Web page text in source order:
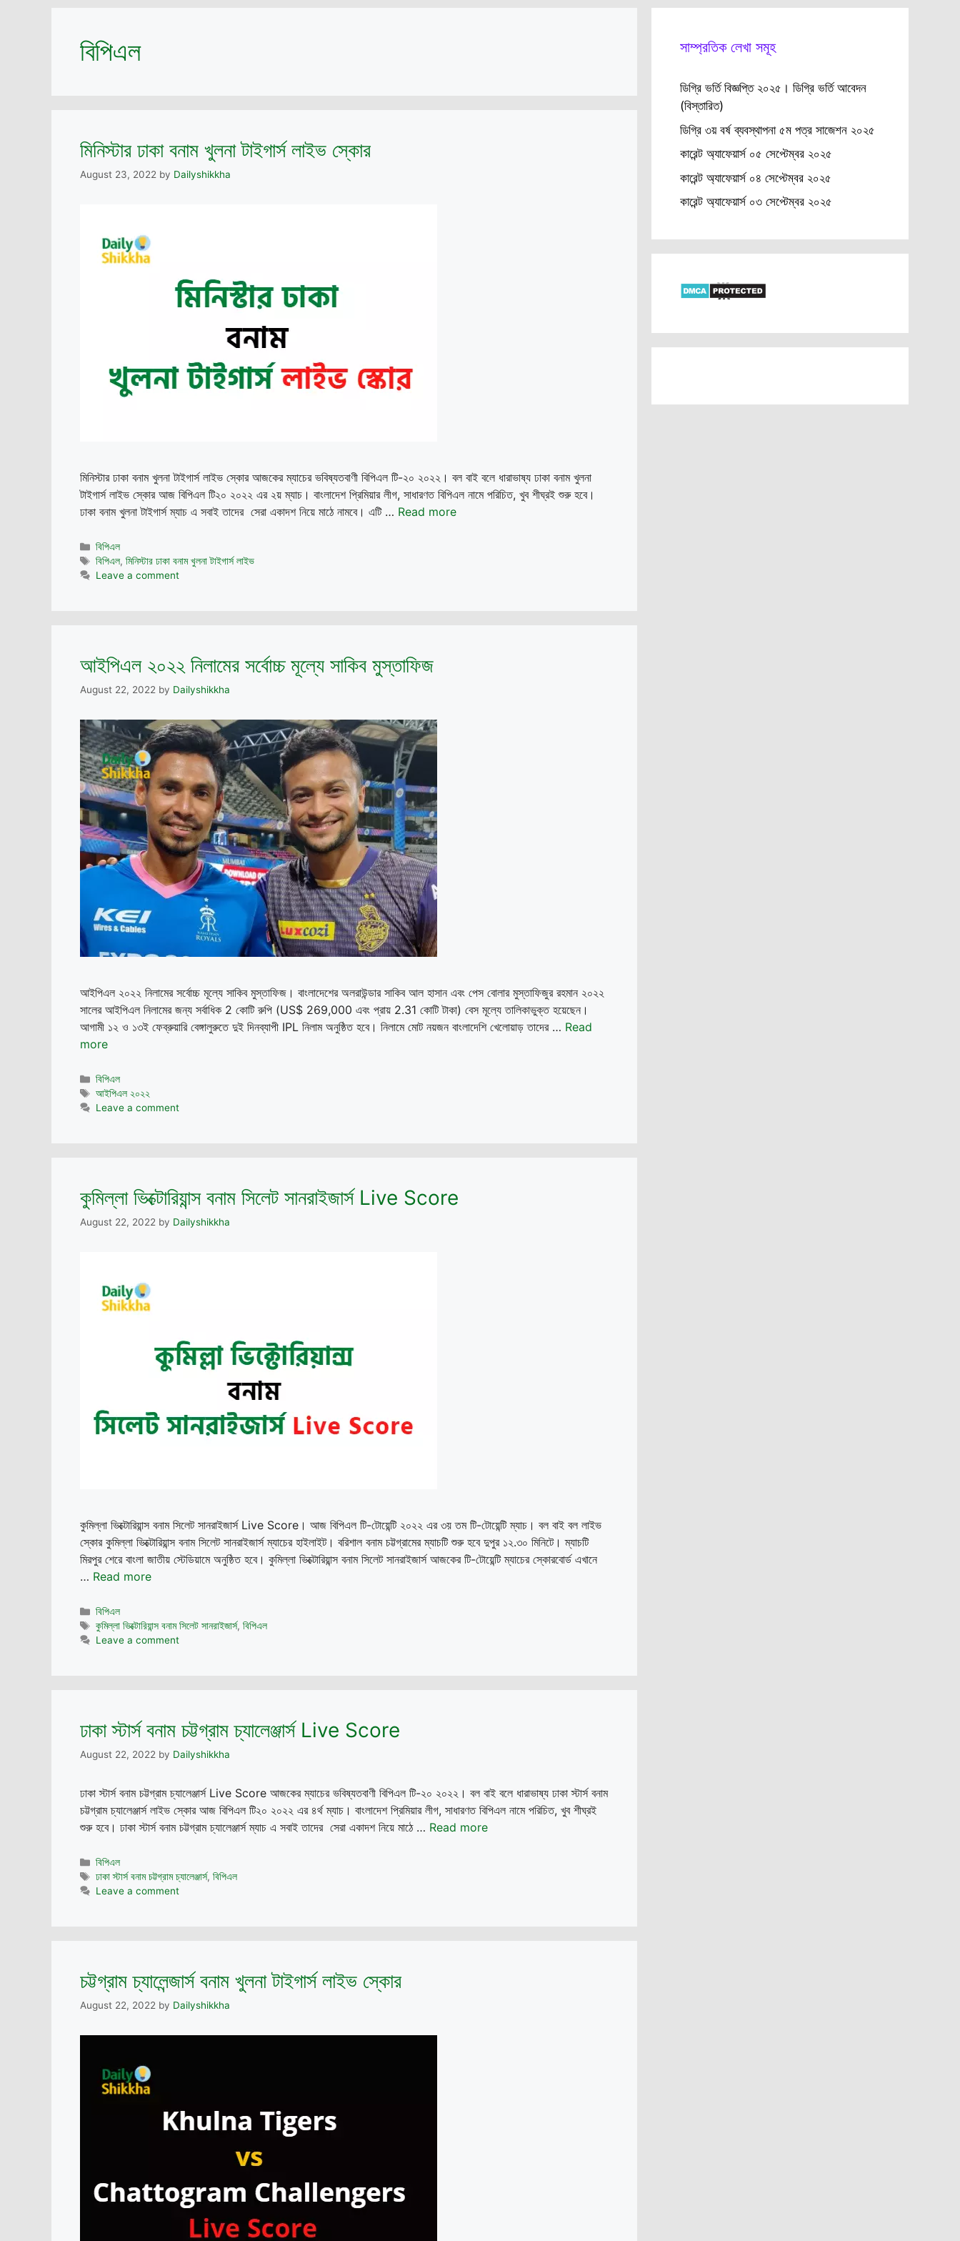
বিপিএল
মিনিস্টার ঢাকা বনাম খুলনা টাইগার্স লাইভ স্কোর
August 23, 2022 by Dailyshikkha
মিনিস্টার ঢাকা বনাম খুলনা টাইগার্স লাইভ স্কোর আজকের ম্যাচের ভবিষ্যতবাণী বিপিএল টি-২০ ২০২২। বল বাই বলে ধারাভাষ্য ঢাকা বনাম খুলনা
টাইগার্স লাইভ স্কোর আজ বিপিএল টি২০ ২০২২ এর ২য় ম্যাচ। বাংলাদেশ প্রিমিয়ার লীগ, সাধারণত বিপিএল নামে পরিচিত, খুব শীঘ্রই শুরু হবে।
ঢাকা বনাম খুলনা টাইগার্স ম্যাচ এ সবাই তাদের সেরা একাদশ নিয়ে মাঠে নামবে। এটি … Read more
Categories
বিপিএল
Tags
বিপিএল, মিনিস্টার ঢাকা বনাম খুলনা টাইগার্স লাইভ
Leave a comment
আইপিএল ২০২২ নিলামের সর্বোচ্চ মূল্যে সাকিব মুস্তাফিজ
August 22, 2022 by Dailyshikkha
আইপিএল ২০২২ নিলামের সর্বোচ্চ মূল্যে সাকিব মুস্তাফিজ। বাংলাদেশের অলরাউন্ডার সাকিব আল হাসান এবং পেস বোলার মুস্তাফিজুর রহমান ২০২২
সালের আইপিএল নিলামের জন্য সর্বাধিক 2 কোটি রুপি (US$ 269,000 এবং প্রায় 2.31 কোটি টাকা) বেস মূল্যে তালিকাভুক্ত হয়েছেন।
আগামী ১২ ও ১৩ই ফেব্রুয়ারি বেঙ্গালুরুতে দুই দিনব্যাপী IPL নিলাম অনুষ্ঠিত হবে। নিলামে মোট নয়জন বাংলাদেশি খেলোয়াড় তাদের … Read
more
Categories
বিপিএল
Tags
আইপিএল ২০২২
Leave a comment
কুমিল্লা ভিক্টোরিয়ান্স বনাম সিলেট সানরাইজার্স Live Score
August 22, 2022 by Dailyshikkha
কুমিল্লা ভিক্টোরিয়ান্স বনাম সিলেট সানরাইজার্স Live Score। আজ বিপিএল টি-টোয়েন্টি ২০২২ এর ৩য় তম টি-টোয়েন্টি ম্যাচ। বল বাই বল লাইভ
স্কোর কুমিল্লা ভিক্টোরিয়ান্স বনাম সিলেট সানরাইজার্স ম্যাচের হাইলাইট। বরিশাল বনাম চট্টগ্রামের ম্যাচটি শুরু হবে দুপুর ১২.৩০ মিনিটে। ম্যাচটি
মিরপুর শেরে বাংলা জাতীয় স্টেডিয়ামে অনুষ্ঠিত হবে। কুমিল্লা ভিক্টোরিয়ান্স বনাম সিলেট সানরাইজার্স আজকের টি-টোয়েন্টি ম্যাচের স্কোরবোর্ড এখানে
… Read more
Categories
বিপিএল
Tags
কুমিল্লা ভিক্টোরিয়ান্স বনাম সিলেট সানরাইজার্স, বিপিএল
Leave a comment
ঢাকা স্টার্স বনাম চট্টগ্রাম চ্যালেঞ্জার্স Live Score
August 22, 2022 by Dailyshikkha
ঢাকা স্টার্স বনাম চট্টগ্রাম চ্যালেঞ্জার্স Live Score আজকের ম্যাচের ভবিষ্যতবাণী বিপিএল টি-২০ ২০২২। বল বাই বলে ধারাভাষ্য ঢাকা স্টার্স বনাম
চট্টগ্রাম চ্যালেঞ্জার্স লাইভ স্কোর আজ বিপিএল টি২০ ২০২২ এর ৪র্থ ম্যাচ। বাংলাদেশ প্রিমিয়ার লীগ, সাধারণত বিপিএল নামে পরিচিত, খুব শীঘ্রই
শুরু হবে। ঢাকা স্টার্স বনাম চট্টগ্রাম চ্যালেঞ্জার্স ম্যাচ এ সবাই তাদের সেরা একাদশ নিয়ে মাঠে … Read more
Categories
বিপিএল
Tags
ঢাকা স্টার্স বনাম চট্টগ্রাম চ্যালেঞ্জার্স, বিপিএল
Leave a comment
চট্টগ্রাম চ্যালেন্জার্স বনাম খুলনা টাইগার্স লাইভ স্কোর
August 22, 2022 by Dailyshikkha
সাম্প্রতিক লেখা সমূহ
ডিগ্রি ভর্তি বিজ্ঞপ্তি ২০২৫। ডিগ্রি ভর্তি আবেদন
(বিস্তারিত)
ডিগ্রি ৩য় বর্ষ ব্যবস্থাপনা ৫ম পত্র সাজেশন ২০২৫
কারেন্ট অ্যাফেয়ার্স ০৫ সেপ্টেম্বর ২০২৫
কারেন্ট অ্যাফেয়ার্স ০৪ সেপ্টেম্বর ২০২৫
কারেন্ট অ্যাফেয়ার্স ০৩ সেপ্টেম্বর ২০২৫